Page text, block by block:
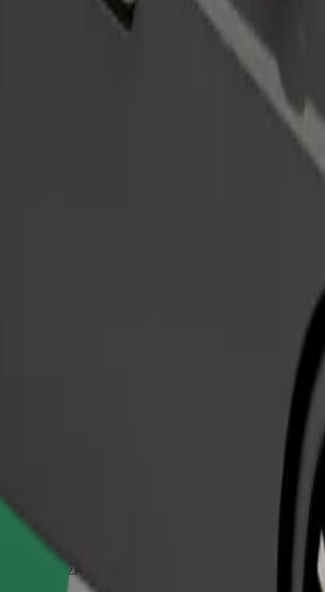
dzīvniekiem nepieciešams pārvadāšanas